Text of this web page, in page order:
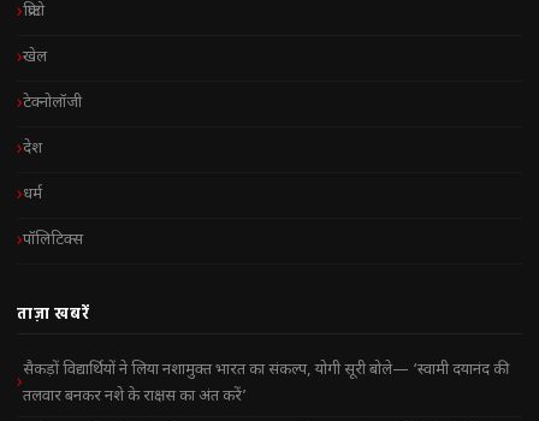
क्रिप्टो
खेल
टेक्नोलॉजी
देश
धर्म
पॉलिटिक्स
ताज़ा खबरें
सैकड़ों विद्यार्थियों ने लिया नशामुक्त भारत का संकल्प, योगी सूरी बोले— ‘स्वामी दयानंद की
तलवार बनकर नशे के राक्षस का अंत करें’